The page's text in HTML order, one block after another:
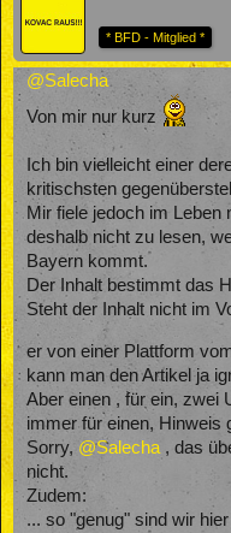
* BFD - Mitglied *
@Salecha
Von mir nur kurz
Ich bin vielleicht einer
kritischsten
Mir fiele jedoch im Leben
deshalb nicht zu lesen,
Bayern kommt.
Der Inhalt bestimmt das
Steht der Inhalt nicht im
er von einer Plattform
kann man den Artikel ja
Aber einen , für ein, zwei
immer für einen, Hinweis
Sorry, @Salecha, das
nicht.
Zudem:
... so "genug" sind wir